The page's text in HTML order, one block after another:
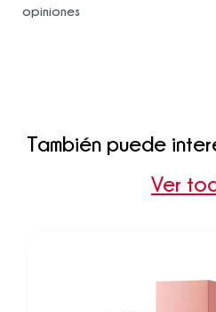
opiniones
También puede
Ver